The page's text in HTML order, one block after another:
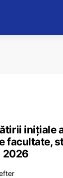
inițiale
facultate,
2026